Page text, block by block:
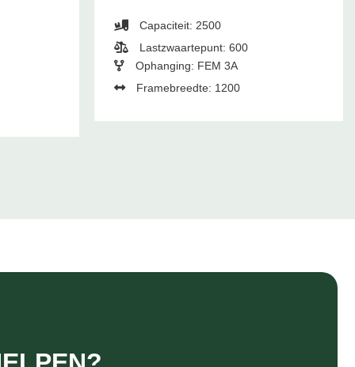
Capaciteit: 2500
Lastzwaartepunt: 600
Ophanging: FEM 3A
Framebreedte: 1200